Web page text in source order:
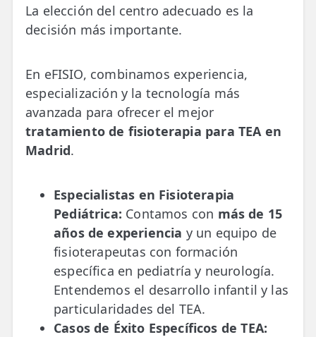
La elección del centro adecuado es la
decisión más importante.
En eFISIO, combinamos experiencia,
especialización y la tecnología más
avanzada para ofrecer el mejor
tratamiento de fisioterapia para TEA en
Madrid.
Especialistas en Fisioterapia
Pediátrica: Contamos con más de 15
años de experiencia y un equipo de
fisioterapeutas con formación
específica en pediatría y neurología.
Entendemos el desarrollo infantil y las
particularidades del TEA.
Casos de Éxito Específicos de TEA: